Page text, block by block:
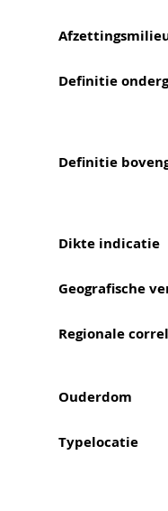
Definitie
Definitie
Dikte indicatie
Geografische
Regionale
Ouderdom
Typelocatie